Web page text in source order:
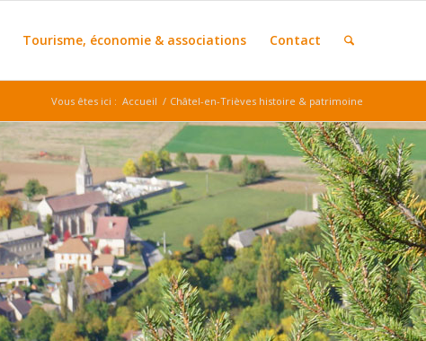
Tourisme, économie & associations Contact
Vous êtes ici : Accueil / Châtel-en-Trièves histoire & patrimoine